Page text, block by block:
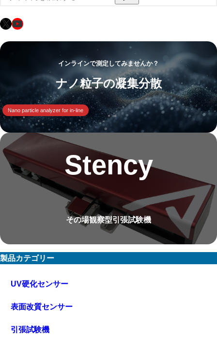
索
X YouTube
インラインで測定してみませんか？
ナノ粒子の凝集分散
Nano particle analyzer for in-line
Stency
その場観察型引張試験機
製品カテゴリー
UV硬化センサー
表面改質センサー
引張試験機